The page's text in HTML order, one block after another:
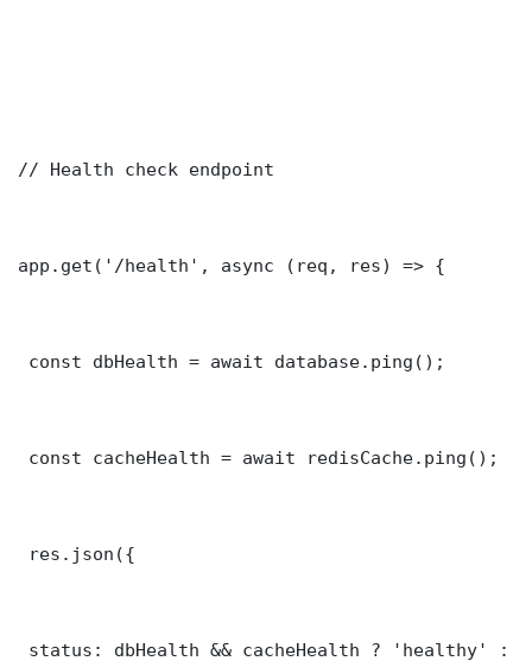
// Health check endpoint
app.get('/health', async (req, res) => {
const dbHealth = await database.ping();
const cacheHealth = await redisCache.ping();
res.json({
status: dbHealth && cacheHealth ? 'healthy' :